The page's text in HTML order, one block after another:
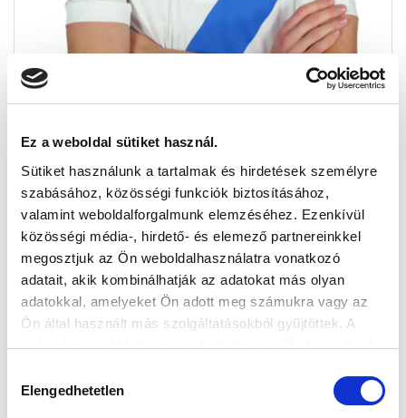
Ez a weboldal sütiket használ.
Sütiket használunk a tartalmak és hirdetések személyre
szabásához, közösségi funkciók biztosításához,
valamint weboldalforgalmunk elemzéséhez. Ezenkívül
közösségi média-, hirdető- és elemező partnereinkkel
megosztjuk az Ön weboldalhasználatra vonatkozó
adatait, akik kombinálhatják az adatokat más olyan
adatokkal, amelyeket Ön adott meg számukra vagy az
Ön által használt más szolgáltatásokból gyűjtöttek. A
weboldalon való böngészés folytatásával Ön hozzájárul a
kiválasztása
Elengedhetetlen
FIATALSÁG, KÉK-FEHÉR BOLDOGSÁG
(LAPSZEMLE)
2015-10-09 03:00:17
Büszke lehetett a fiatalságára. Az előző évad legifjabb
NB I-ben pályára lépő játékosa ugyanis Vogyicska
Bálint volt. Az...